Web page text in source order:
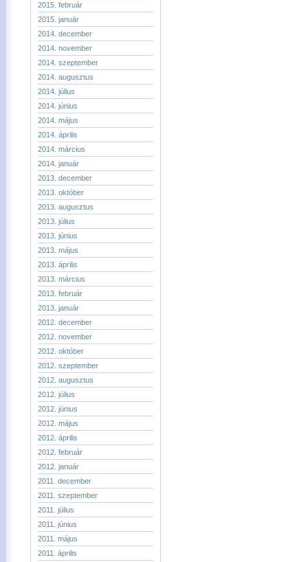
2015. február
2015. január
2014. december
2014. november
2014. szeptember
2014. augusztus
2014. július
2014. június
2014. május
2014. április
2014. március
2014. január
2013. december
2013. október
2013. augusztus
2013. július
2013. június
2013. május
2013. április
2013. március
2013. február
2013. január
2012. december
2012. november
2012. október
2012. szeptember
2012. augusztus
2012. július
2012. június
2012. május
2012. április
2012. február
2012. január
2011. december
2011. szeptember
2011. július
2011. június
2011. május
2011. április